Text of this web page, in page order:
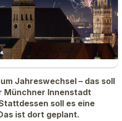
Jahreswechsel – das soll
Münchner Innenstadt
soll es eine
ist dort geplant.